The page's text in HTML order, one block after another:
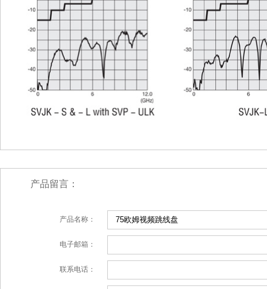
产品留言：
产品名称：
电子邮箱：
联系电话：